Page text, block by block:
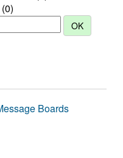
(0)
Boards